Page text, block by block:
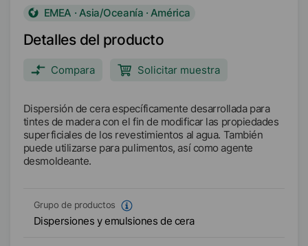
EMEA · Asia/Oceanía · América
Detalles del producto
Compara Solicitar muestra
Dispersión de cera específicamente desarrollada para
tintes de madera con el fin de modificar las propiedades
superficiales de los revestimientos al agua. También
puede utilizarse para pulimentos, así como agente
desmoldeante.
Grupo de productos
Dispersiones y emulsiones de cera